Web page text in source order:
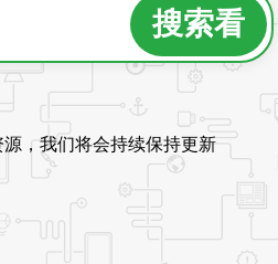
，我们将会持续保持更新